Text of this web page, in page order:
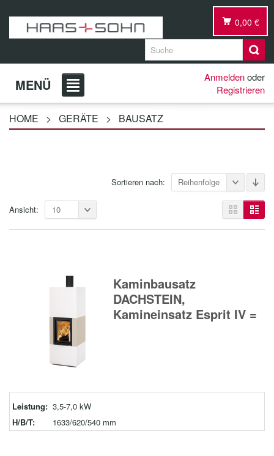
0,00 €
MENÜ Anmeldenoder
Registrieren
HOME > GERÄTE > BAUSATZ
Sortieren nach: Reihenfolge
Ansicht: 10
Kaminbausatz
DACHSTEIN,
Kamineinsatz Esprit IV =
Leistung: 3,5-7,0 kW
H/B/T:
1633/620/540 mm